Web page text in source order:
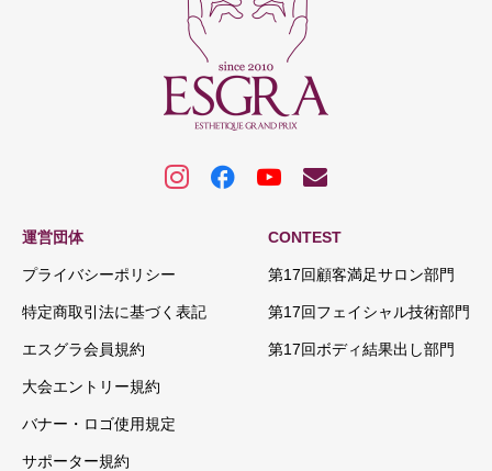
運営団体
プライバシーポリシー
特定商取引法に基づく表記
エスグラ会員規約
大会エントリー規約
バナー・ロゴ使用規定
サポーター規約
CONTEST
第17回顧客満足サロン部門
第17回フェイシャル技術部門
第17回ボディ結果出し部門